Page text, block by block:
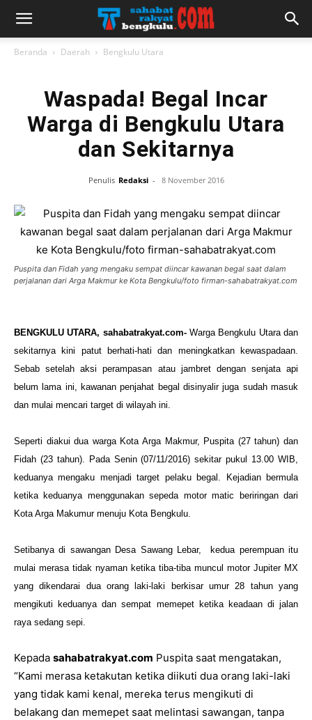
Beranda Daerah Bengkulu Utara
Waspada! Begal Incar
Warga di Bengkulu Utara
dan Sekitarnya
Penulis Redaksi - 8 November 2016
Puspita dan Fidah yang mengaku sempat diincar kawanan begal saat dalam
perjalanan dari Arga Makmur ke Kota Bengkulu/foto firman-sahabatrakyat.com
BENGKULU UTARA, sahabatrakyat.com-Warga Bengkulu Utara dan
sekitarnya kini patut berhati-hati dan meningkatkan kewaspadaan.
Sebab setelah aksi perampasan atau jambret dengan senjata api
belum lama ini, kawanan penjahat begal disinyalir juga sudah masuk
dan mulai mencari target di wilayah ini.
Seperti diakui dua warga Kota Arga Makmur, Puspita (27 tahun) dan
Fidah (23 tahun). Pada Senin (07/11/2016) sekitar pukul 13.00 WIB,
keduanya mengaku menjadi target pelaku begal. Kejadian bermula
ketika keduanya menggunakan sepeda motor matic beriringan dari
Kota Arga Makumur menuju Kota Bengkulu.
Setibanya di sawangan Desa Sawang Lebar, kedua perempuan itu
mulai merasa tidak nyaman ketika tiba-tiba muncul motor Jupiter MX
yang dikendarai dua orang laki-laki berkisar umur 28 tahun yang
mengikuti keduanya dan sempat memepet ketika keadaan di jalan
raya sedang sepi.
Kepada sahabatrakyat.com Puspita saat mengatakan,
“Kami merasa ketakutan ketika diikuti dua orang laki-laki
yang tidak kami kenal, mereka terus mengikuti di
belakang dan memepet saat melintasi sawangan, tanpa